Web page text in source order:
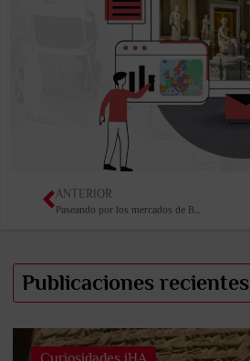
ANTERIOR
Publicaciones recientes